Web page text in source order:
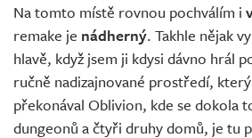
Na tomto místě rovnou pochválím i
remake je nádherný. Takhle nějak
hlavě, když jsem ji kdysi dávno hrál
ručně nadizajnované prostředí,
překonával Oblivion, kde se dokola
dungeonů a čtyři druhy domů, je tu